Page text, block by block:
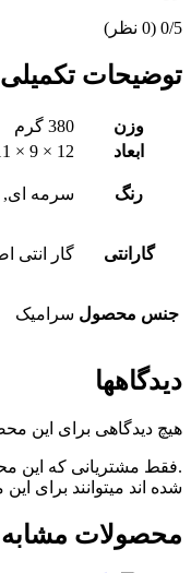
‫0/5 ‫(0 نظر)
توضیحات تکمیلی
وزن
380 گرم
ابعاد
12 × 9 × 11 سانتیمتر
رنگ سرمه ای,
گارانتی گار انتی
جنس محصول سرامیک
دیدگاهها
هیچ دیدگاهی برای این
.فقط مشتریانی که این
شده اند میتوانند برای
محصولات مشابه